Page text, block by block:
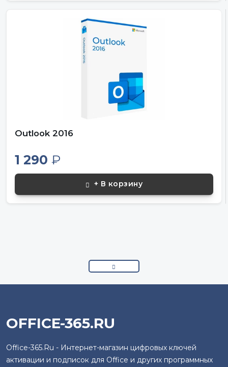
Outlook 2016
1 290 ₽
+ В корзину
OFFICE-365.RU
Office-365.Ru - Интернет-магазин цифровых ключей
активации и подписок для Office и других программных